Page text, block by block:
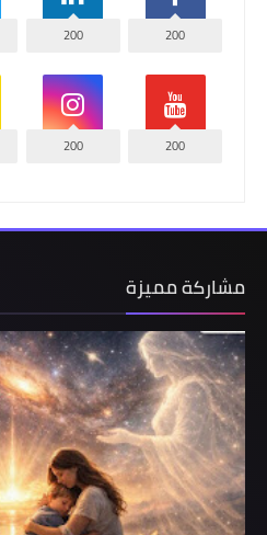
200
200
200
200
مشاركة مميزة